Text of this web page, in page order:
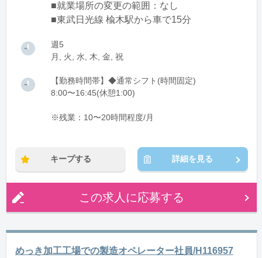
■就業場所の変更の範囲：なし
■東武日光線 楡木駅から車で15分
週5
月, 火, 水, 木, 金, 祝
【勤務時間帯】◆通常シフト(時間固定)
8:00〜16:45(休憩1:00)
※残業：10〜20時間程度/月
キープする 詳細を見る
この求人に応募する
めっき加工工場での製造オペレーター社員/H116957